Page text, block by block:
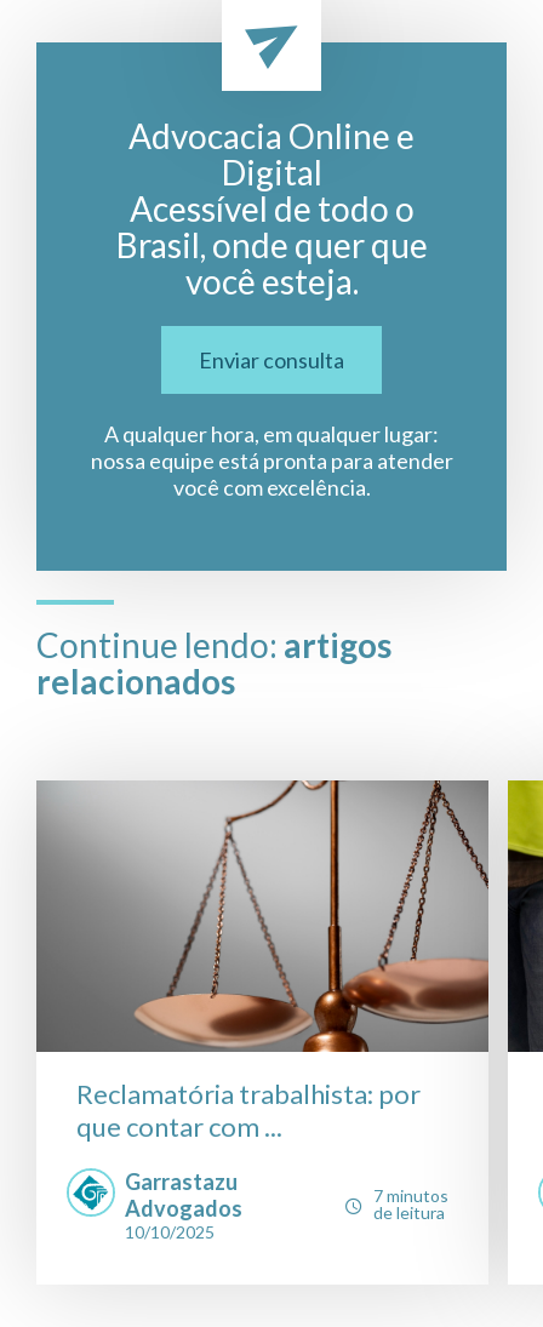
Advocacia Online e
Digital
Acessível de todo o
Brasil, onde quer que
você esteja.
Enviar consulta
A qualquer hora, em qualquer lugar:
nossa equipe está pronta para atender
você com excelência.
Continue lendo: artigos
relacionados
Reclamatória trabalhista: por
que contar com ...
Garrastazu
Advogados
10/10/2025
7 minutos
de leitura